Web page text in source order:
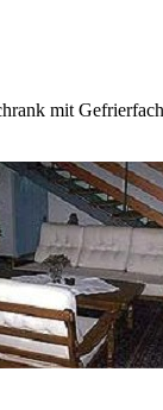
mit